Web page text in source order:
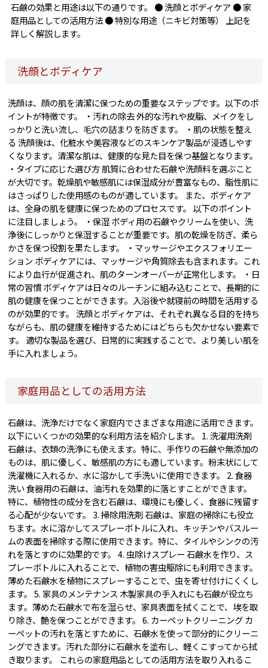
石鹸の効果と用途は以下の通りです。 ● 洗顔とボディケア ● 家
庭用品としての活用方法 ● 特別な用途（ニキビ対策等） 上記を
詳しく解説します。
洗顔とボディケア
洗顔は、顔の肌を清潔に保つための重要なステップです。以下のポ
イントが特徴です。 ・汚れの除去 外的な汚れや皮脂、メイクをし
っかりと洗い流し、毛穴の詰まりを防ぎます。 ・肌の状態を整え
る 洗顔後は、化粧水や美容液などのスキンケア製品が浸透しやす
くなります。清潔な肌は、健康的な見た目を保つ基盤となります。
・タイプに応じた選び方 肌質に合わせた石鹸や洗顔料を選ぶこと
が大切です。乾燥肌や敏感肌には保湿成分が豊富なもの、脂性肌に
はさっぱりした使用感のものが適しています。 また、ボディケア
は、全身の肌を健康に保つためのプロセスです。 以下のポイント
に注目しましょう。 ・保湿 ボディ用の石鹸やクリームを使い、洗
浄後にしっかりと保湿することが重要です。肌の乾燥を防ぎ、柔ら
かさを保つ役割を果たします。 ・マッサージやエクスフォリエー
ション ボディケアには、マッサージや角質除去も含まれます。これ
により血行が促進され、肌のターンオーバーが正常化します。 ・日
常の習慣 ボディケアは日々のルーチンに組み込むことで、長期的に
肌の健康を保つことができます。入浴後や就寝前の時間を活用する
のが効果的です。 洗顔とボディケアは、それぞれ異なる目的を持ち
ながらも、肌の健康を維持するためにはどちらも欠かせない要素で
す。 適切な製品を選び、日常的に実践することで、より美しい肌を
手に入れましょう。
家庭用品としての活用方法
石鹸は、洗浄だけでなく家庭内でさまざまな用途に活用できます。
以下にいくつかの効果的な利用方法を紹介します。 1. 洗濯用洗剤
石鹸は、衣類の洗浄にも使えます。特に、手作りの石鹸や無添加の
ものは、肌に優しく、敏感肌の方にも適しています。粉末状にして
洗濯機に入れるか、水に溶かして手洗いに使用できます。 2. 食器
洗い 食器用の石鹸は、油汚れを効果的に落とすことができます。
特に、植物性の成分を含む石鹸は、環境にも優しく、食器に残留す
る心配が少ないです。 3. 掃除用洗剤 石鹸は、家庭の掃除にも役立
ちます。水に溶かしてスプレーボトルに入れ、キッチンやバスルー
ムの表面を掃除する際に使用できます。特に、タイルやシンクの汚
れを落とすのに効果的です。 4. 虫除けスプレー 石鹸水を作り、ス
プレーボトルに入れることで、植物の害虫駆除にも利用できます。
薄めた石鹸水を植物にスプレーすることで、虫を寄せ付けにくくし
ます。 5. 家具のメンテナンス 木製家具の手入れにも石鹸が役立ち
ます。薄めた石鹸水で布を湿らせ、家具表面を拭くことで、埃を取
り除き、艶を保つことができます。 6. カーペットクリーニング カ
ーペットの汚れを落とすために、石鹸水を使って部分的にクリーニ
ングできます。汚れた部分に石鹸水を塗布し、軽くこすってから拭
き取ります。 これらの家庭用品としての活用方法を取り入れるこ